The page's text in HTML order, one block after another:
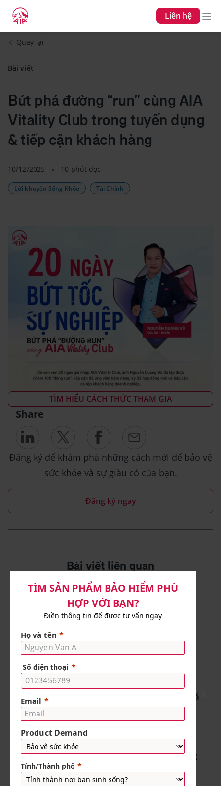
Liên hệ
Quay lại
Bài viết
Bứt phá đường “run” cùng AIA
Vitality Club trong tuyển dụng
& tiếp cận khách hàng
10/12/2025 10 phút đọc
Lời khuyên Sống Khỏe Tài Chính
TÌM HIỂU CÁCH THỨC THAM GIA
Share
Đăng ký để khám phá những cách mới để bảo vệ
sức khỏe và sự giàu có của bạn.
Đăng ký ngay
Bài viết liên quan
Bài viết
Vốn 100 triệu nên kinh doanh gì
tiêu tài chính?
10 phút đọc
Bài viết
10 cuốn sách quản lý tài chính cá
nhân nên đọc trước tuổi 30
Bài viết
Quy tắc 6 chiếc lọ là gì? - Phương
pháp quản lý tài chính thông
minh